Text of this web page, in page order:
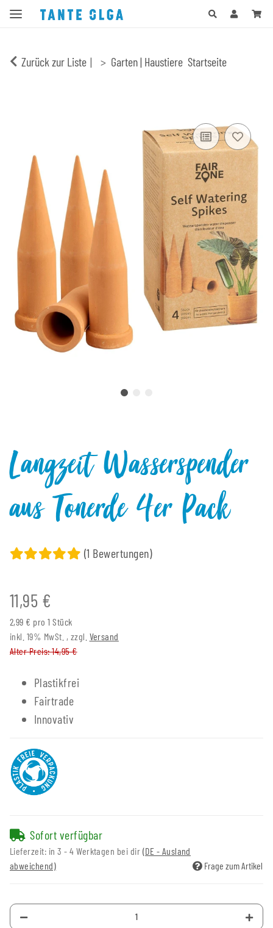
Zurück zur Liste Garten | Haustiere Startseite
Langzeit Wasserspender
aus Tonerde 4er Pack
(1 Bewertungen)
11,95 €
2,99 € pro 1 Stück
inkl. 19% MwSt. , zzgl. Versand
Alter Preis: 14,95 €
Plastikfrei
Fairtrade
Innovativ
Sofort verfügbar
Lieferzeit: in 3 - 4 Werktagen bei dir (DE - Ausland
abweichend)
Frage zum Artikel